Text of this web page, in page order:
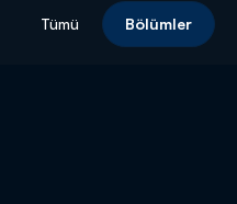
Tümü Bölümler